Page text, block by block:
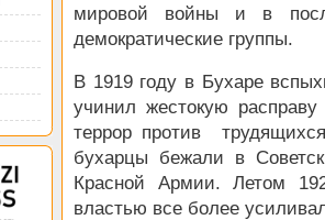
мировой войны и в
демократические группы.
В 1919 году в Бухаре
учинил жестокую
террор против
бухарцы бежали в
Красной Армии. Летом
властью все более